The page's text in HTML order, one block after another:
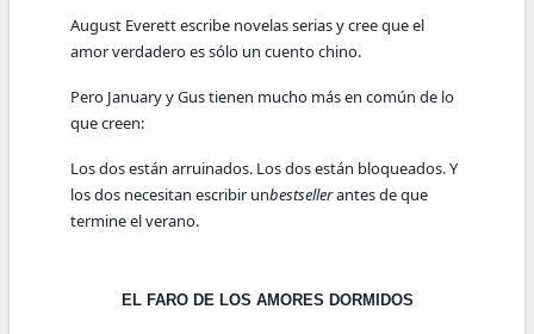
August Everett escribe novelas serias y cree que el
amor verdadero es sólo un cuento chino.
Pero January y Gus tienen mucho más en común de lo
que creen:
Los dos están arruinados. Los dos están bloqueados. Y
los dos necesitan escribir unbestsellerantes de que
termine el verano.
EL FARO DE LOS AMORES DORMIDOS